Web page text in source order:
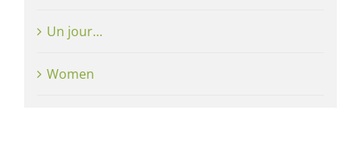
Un jour…
Women